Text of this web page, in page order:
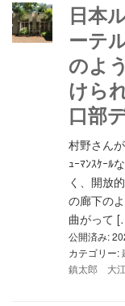
日本
ーテ
のよ
けら
口部
村野さん
ｭｰﾏﾝｽｹｰﾙ
く、開放
の廊下の
曲がって
公開済み:
カテゴリー:
鎮太郎 大